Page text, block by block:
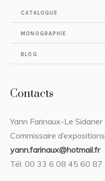
CATALOGUE
MONOGRAPHIE
BLOG
Contacts
Yann Farinaux-Le Sidaner
Commissaire d’expositions
yann.farinaux@hotmail.fr
Tél. 00 33 6 08 45 60 87